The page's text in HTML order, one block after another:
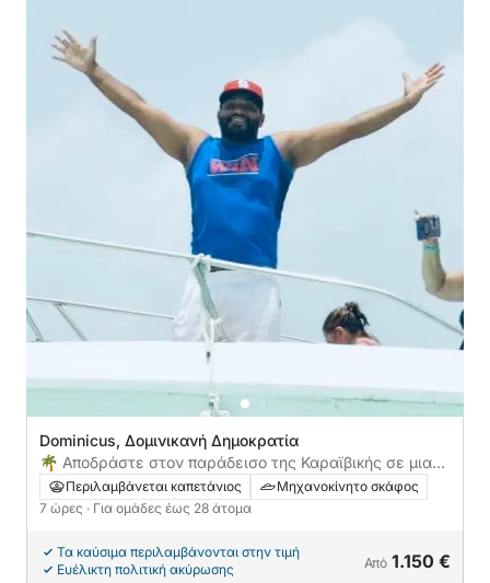
Dominicus, Δομινικανή Δημοκρατία
🌴 Αποδράστε στον παράδεισο της Καραϊβικής σε μια
εντυπωσιακή 7ωρη περιπέτεια στην Ίσλα Καταλίνα! 🌊
Περιλαμβάνεται καπετάνιος
Μηχανοκίνητο σκάφος
7 ώρες · Για ομάδες έως 28 άτομα
Τα καύσιμα περιλαμβάνονται στην τιμή
Ευέλικτη πολιτική ακύρωσης
Από 1.150 €